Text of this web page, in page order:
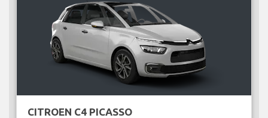
CITROEN C4 PICASSO